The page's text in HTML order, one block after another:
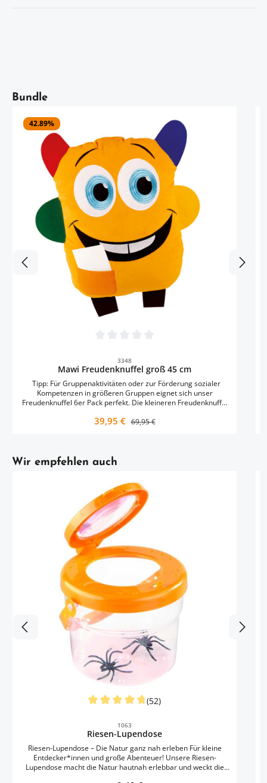
Artikelgalerie überspringen
Bundle
42.89%
3348
Mawi Freudenknuffel groß 45 cm
Kompetenzen in größeren Gruppen eignet sich unser
Freudenknuffel 6er Pack perfekt. Die kleineren Freudenknuffel
unterstützen!
Verkaufspreis:
39,95 € Regulärer Preis:
69,95 €
Artikelgalerie überspringen
Wir empfehlen auch
(52)
1063
Riesen-Lupendose
Riesen-Lupendose – Die Natur ganz nah erleben Für kleine
Entdecker*innen und große Abenteuer! Unsere Riesen-
Lupendose macht die Natur hautnah erlebbar und weckt die